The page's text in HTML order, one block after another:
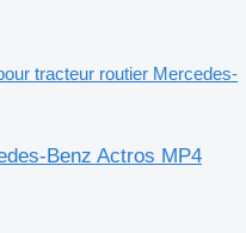
tracteur routier Mercedes-
Benz Actros MP4